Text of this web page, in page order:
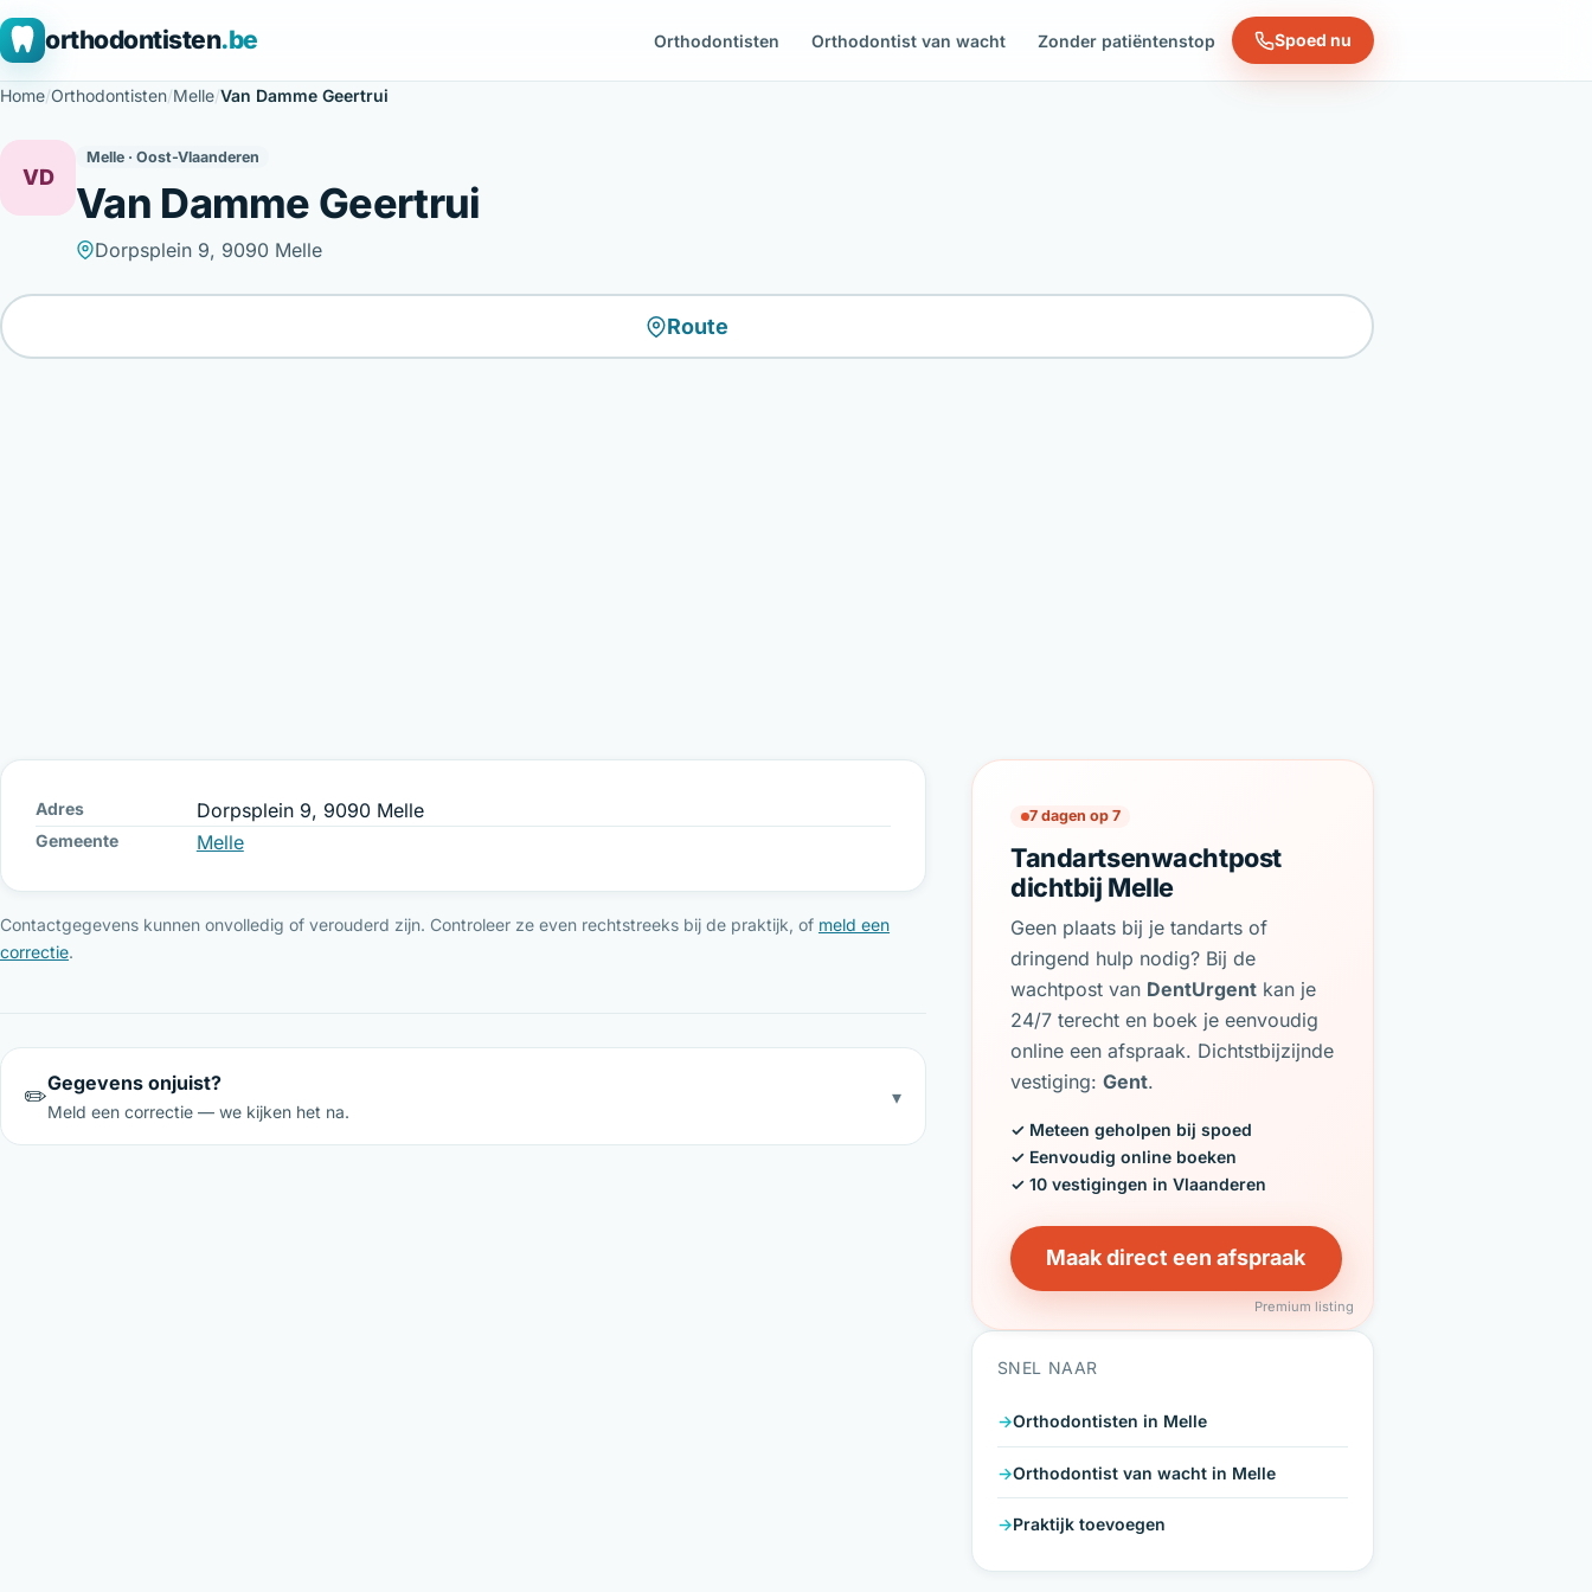
orthodontisten.be Orthodontisten Orthodontist van wacht Zonder patiëntenstop Spoed nu
Home/Orthodontisten/Melle/Van Damme Geertrui
VD
Melle · Oost-Vlaanderen
Van Damme Geertrui
Dorpsplein 9, 9090 Melle
Route
7 dagen op 7
Tandartsenwachtpost
dichtbij Melle
Geen plaats bij je tandarts of
dringend hulp nodig? Bij de
wachtpost van DentUrgent kan je
24/7 terecht en boek je eenvoudig
online een afspraak. Dichtstbijzijnde
vestiging: Gent.
✓ Meteen geholpen bij spoed
✓ Eenvoudig online boeken
✓ 10 vestigingen in Vlaanderen
Maak direct een afspraak
Premium listing
SNEL NAAR
Orthodontisten in Melle
Orthodontist van wacht in Melle
Praktijk toevoegen
Adres Dorpsplein 9, 9090 Melle
Gemeente Melle
Contactgegevens kunnen onvolledig of verouderd zijn. Controleer ze even rechtstreeks bij de praktijk, of meld een
correctie.
✏️Gegevens onjuist?
Meld een correctie — we kijken het na.
▾